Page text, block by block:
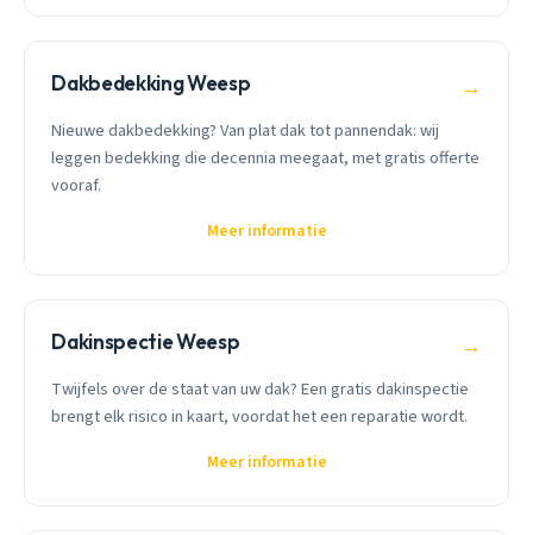
Dakbedekking Weesp →
Nieuwe dakbedekking? Van plat dak tot pannendak: wij
leggen bedekking die decennia meegaat, met gratis offerte
vooraf.
Meer informatie
Dakinspectie Weesp →
Twijfels over de staat van uw dak? Een gratis dakinspectie
brengt elk risico in kaart, voordat het een reparatie wordt.
Meer informatie